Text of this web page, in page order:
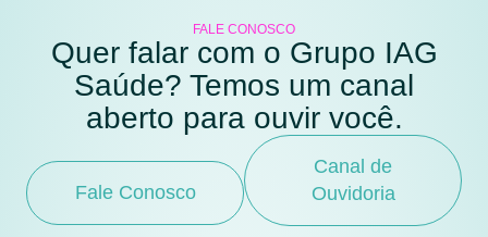
FALE CONOSCO
Quer falar com o Grupo IAG
Saúde? Temos um canal
aberto para ouvir você.
Fale Conosco
Canal de
Ouvidoria